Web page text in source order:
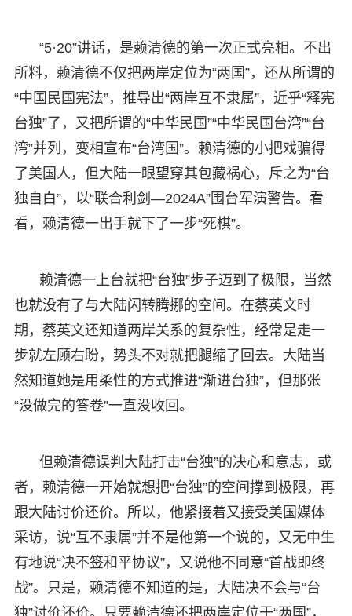
“5·20”讲话，是赖清德的第一次正式亮相。不出
所料，赖清德不仅把两岸定位为“两国”，还从所谓的
“中国民国宪法”，推导出“两岸互不隶属”，近乎“释宪
台独”了，又把所谓的“中华民国”“中华民国台湾”“台
湾”并列，变相宣布“台湾国”。赖清德的小把戏骗得
了美国人，但大陆一眼望穿其包藏祸心，斥之为“台
独自白”，以“联合利剑—2024A”围台军演警告。看
看，赖清德一出手就下了一步“死棋”。
赖清德一上台就把“台独”步子迈到了极限，当然
也就没有了与大陆闪转腾挪的空间。在蔡英文时
期，蔡英文还知道两岸关系的复杂性，经常是走一
步就左顾右盼，势头不对就把腿缩了回去。大陆当
然知道她是用柔性的方式推进“渐进台独”，但那张
“没做完的答卷”一直没收回。
但赖清德误判大陆打击“台独”的决心和意志，或
者，赖清德一开始就想把“台独”的空间撑到极限，再
跟大陆讨价还价。所以，他紧接着又接受美国媒体
采访，说“互不隶属”并不是他第一个说的，又无中生
有地说“决不签和平协议”，又说他不同意“首战即终
战”。只是，赖清德不知道的是，大陆决不会与“台
独”讨价还价。只要赖清德还把两岸定位于“两国”，